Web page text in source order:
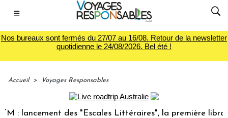
☰
Nos bureaux sont fermés du 27/07 au 16/08. Retour de la newsletter
quotidienne le 24/08/2026. Bel été !
Accueil > Voyages Responsables
lancement des "Escales Littéraires", la première librairie